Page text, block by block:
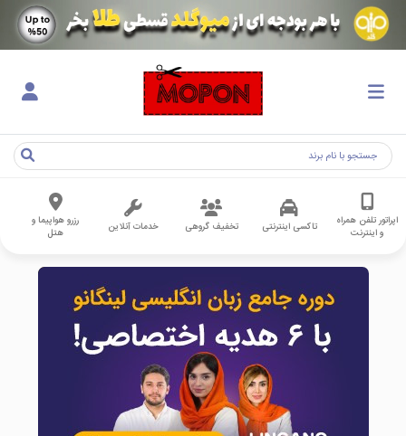
اپراتور تلفن همراه
و اینترنت
تاکسی اینترنتی تخفیف گروهی خدمات آنلاین
رزرو هواپیما و
هتل